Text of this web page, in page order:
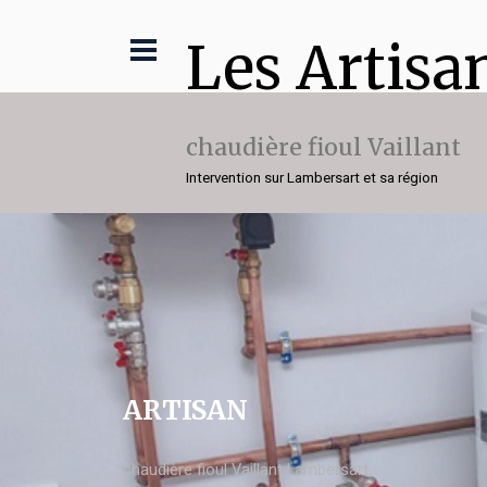
Les
chaudière fioul Vaillant
Intervention sur Lambersart et sa région
ARTISAN
chaudière fioul Vaillant Lambersart